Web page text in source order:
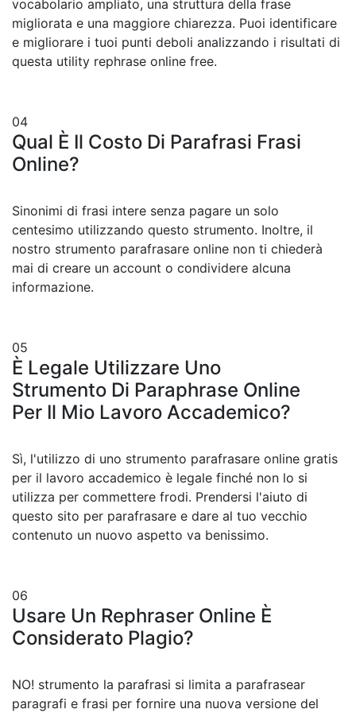
vocabolario ampliato, una struttura della frase
migliorata e una maggiore chiarezza. Puoi identificare
e migliorare i tuoi punti deboli analizzando i risultati di
questa utility rephrase online free.
04
Qual È Il Costo Di Parafrasi Frasi
Online?
Sinonimi di frasi intere senza pagare un solo
centesimo utilizzando questo strumento. Inoltre, il
nostro strumento parafrasare online non ti chiederà
mai di creare un account o condividere alcuna
informazione.
05
È Legale Utilizzare Uno
Strumento Di Paraphrase Online
Per Il Mio Lavoro Accademico?
Sì, l'utilizzo di uno strumento parafrasare online gratis
per il lavoro accademico è legale finché non lo si
utilizza per commettere frodi. Prendersi l'aiuto di
questo sito per parafrasare e dare al tuo vecchio
contenuto un nuovo aspetto va benissimo.
06
Usare Un Rephraser Online È
Considerato Plagio?
NO! strumento la parafrasi si limita a parafrasear
paragrafi e frasi per fornire una nuova versione del